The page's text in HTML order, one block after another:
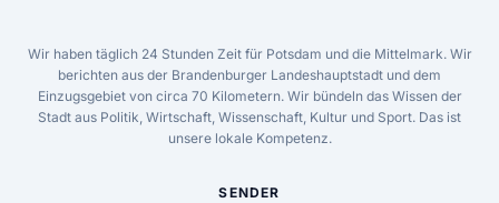
Wir haben täglich 24 Stunden Zeit für Potsdam und die Mittelmark. Wir
berichten aus der Brandenburger Landeshauptstadt und dem
Einzugsgebiet von circa 70 Kilometern. Wir bündeln das Wissen der
Stadt aus Politik, Wirtschaft, Wissenschaft, Kultur und Sport. Das ist
unsere lokale Kompetenz.
SENDER